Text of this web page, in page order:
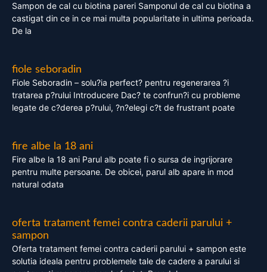
Sampon de cal cu biotina pareri Samponul de cal cu biotina a
castigat din ce in ce mai multa popularitate in ultima perioada.
De la
fiole seboradin
Fiole Seboradin – solu?ia perfect? pentru regenerarea ?i
tratarea p?rului Introducere Dac? te confrun?i cu probleme
legate de c?derea p?rului, ?n?elegi c?t de frustrant poate
fire albe la 18 ani
Fire albe la 18 ani Parul alb poate fi o sursa de ingrijorare
pentru multe persoane. De obicei, parul alb apare in mod
natural odata
oferta tratament femei contra caderii parului +
sampon
Oferta tratament femei contra caderii parului + sampon este
solutia ideala pentru problemele tale de cadere a parului si